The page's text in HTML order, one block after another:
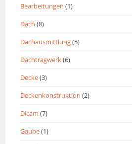
Bearbeitungen (1)
Dach (8)
Dachausmittlung(5)
Dachtragwerk(6)
Decke(3)
Deckenkonstruktion (2)
Dicam (7)
Gaube(1)